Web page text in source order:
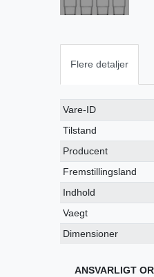
Flere detaljer
Vare-ID
Tilstand
Producent
Fremstillingsland
Indhold
Vaegt
Dimensioner
ANSVARLIGT